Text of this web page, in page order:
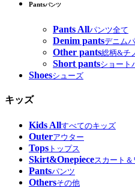
Pantsパンツ
Pants Allパンツ全て
Denim pantsデニム
Other pants総柄&チ
Short pantsショート
Shoesシューズ
キッズ
Kids Allすべてのキッズ
Outerアウター
Tops トップス
Skirt&Onepieceスカート
Pantsパンツ
Othersその他